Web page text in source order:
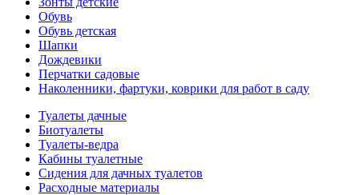
Обувь
Обувь детская
Шапки
Дождевики
Перчатки садовые
Наколенники, фартуки, коврики для работ в саду
Туалеты дачные
Биотуалеты
Туалеты-ведра
Кабины туалетные
Сидения для дачных туалетов
Расходные материалы